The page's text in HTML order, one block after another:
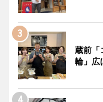
蔵前
輪」広